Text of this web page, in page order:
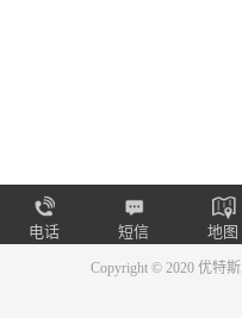
电话 短信 地图
Copyright © 2020 优特